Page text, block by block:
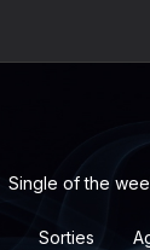
Single of the
Sorties